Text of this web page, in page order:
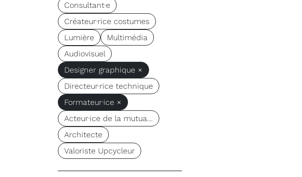
Consultant·e
Créateur·rice costumes
Lumière
Multimédia
Audiovisuel
Designer graphique ×
Directeur·rice technique
Formateur·ice ×
Acteur·ice de la mutua...
Architecte
Valoriste Upcycleur